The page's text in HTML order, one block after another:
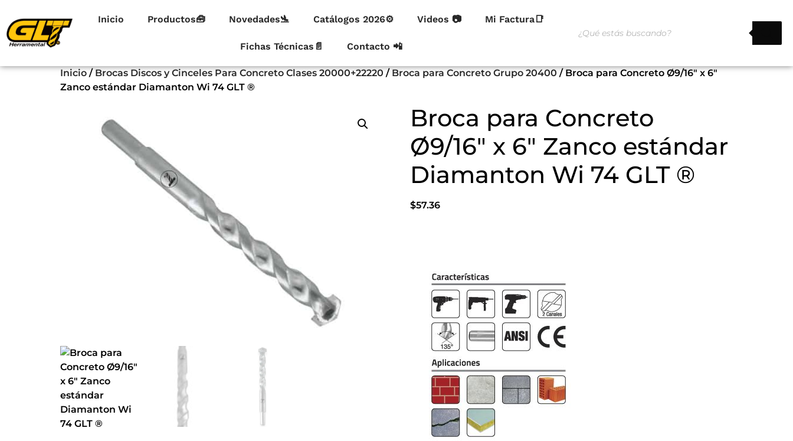
Inicio Productos🧰 Novedades🛬 Catálogos 2026⚙ Videos 📷 Mi Factura📑
Fichas Técnicas📄 Contacto 📲
Inicio/Brocas Discos y Cinceles Para Concreto Clases 20000+22220/Broca para Concreto Grupo 20400/ Broca para Concreto Ø9/16″ x 6″
Zanco estándar Diamanton Wi 74 GLT ®
Broca para Concreto
Ø9/16″ x 6″ Zanco estándar
Diamanton Wi 74 GLT ®
$57.36